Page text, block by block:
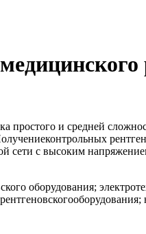
и средней
сети с высоким
оборудования;